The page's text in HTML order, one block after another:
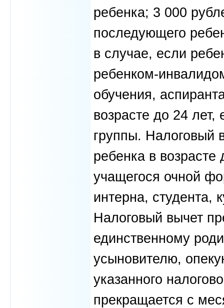
ребенка; 3 000
последующего
в случае, если
ребенком-
обучения,
возрасте до 24
группы. Налоговый
ребенка в возрасте
учащегося очной
интерна, студента,
Налоговый вычет
единственному
усыновителю,
указанного
прекращается с